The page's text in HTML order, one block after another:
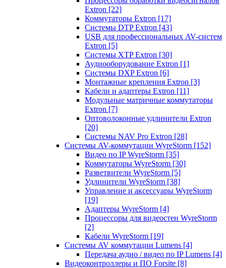
Extron [22]
Коммутаторы Extron [17]
Системы DTP Extron [43]
USB для профессиональных AV-систем
Extron [5]
Системы XTP Extron [30]
Аудиооборудование Extron [1]
Системы DXP Extron [6]
Монтажные крепления Extron [3]
Кабели и адаптеры Extron [11]
Модульные матричные коммутаторы
Extron [7]
Оптоволоконные удлинители Extron
[20]
Системы NAV Pro Extron [28]
Системы AV-коммутации WyreStorm [152]
Видео по IP WyreStorm [35]
Коммутаторы WyreStorm [30]
Разветвители WyreStorm [5]
Удлинители WyreStorm [38]
Управление и аксессуары WyreStorm
[19]
Адаптеры WyreStorm [4]
Процессоры для видеостен WyreStorm
[2]
Кабели WyreStorm [19]
Системы AV коммутации Lumens [4]
Передача аудио / видео по IP Lumens [4]
Видеоконтроллеры и ПО Forsite [8]